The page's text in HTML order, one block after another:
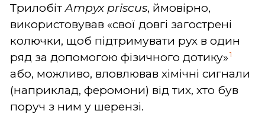
ТрилобітAmpyx priscus, ймовірно,
використовував «свої довгі загострені
колючки, щоб підтримувати рух в один
ряд за допомогою фізичного дотику» 1
або, можливо, вловлював хімічні сигнали
(наприклад, феромони) від тих, хто був
поруч з ним у шерензі.